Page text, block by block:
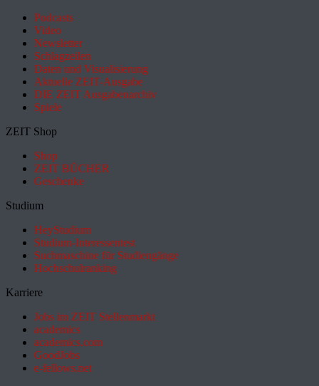
Podcasts
Video
Newsletter
Schlagzeilen
Daten und Visualisierung
Aktuelle ZEIT-Ausgabe
DIE ZEIT Ausgabenarchiv
Spiele
ZEIT Shop
Shop
ZEIT BÜCHER
Geschenke
Studium
HeyStudium
Studium-Interessentest
Suchmaschine für Studiengänge
Hochschulranking
Karriere
Jobs im ZEIT Stellenmarkt
academics
academics.com
GoodJobs
e-fellows.net